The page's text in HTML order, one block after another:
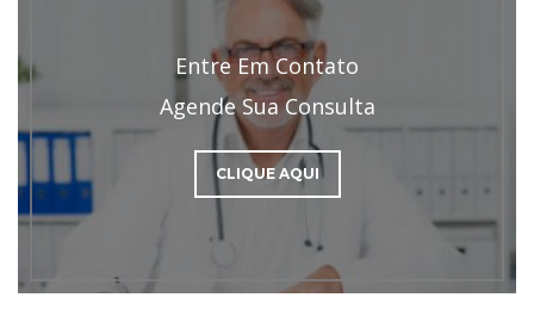
Entre Em Contato
Agende Sua Consulta
CLIQUE AQUI